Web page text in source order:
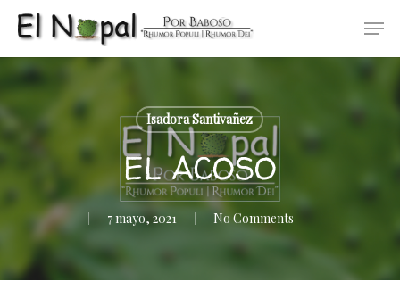
Skip
main
content
Isadora Santivañez
EL ACOSO
7 mayo, 2021 No Comments